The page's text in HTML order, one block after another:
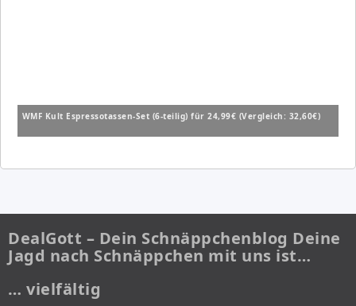
WMF Kult Espressotassen-Set (6-teilig) für 24,99€ (Vergleich: 32,60€)
DealGott – Dein Schnäppchenblog Deine
Jagd nach Schnäppchen mit uns ist…
… vielfältig